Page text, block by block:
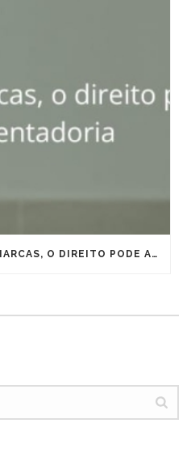
QUANDO A VIDA DEIXA MARCAS, O DIREITO PODE ANTECIPAR A APOSENTADORIA